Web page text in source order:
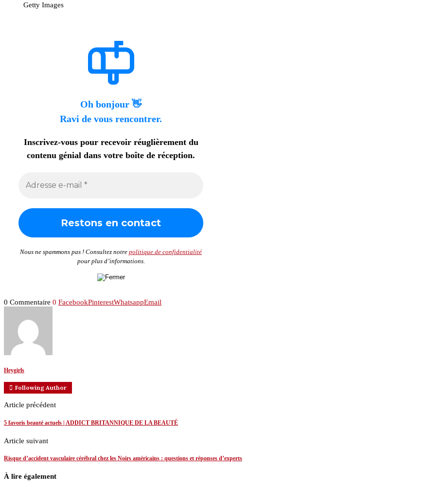
Getty Images
Oh bonjour 👋
Ravi de vous rencontrer.
Inscrivez-vous pour recevoir réuglièrement du
contenu génial dans votre boîte de réception.
Nous ne spammons pas ! Consultez notre politique de confidentialité
pour plus d’informations.
0 Commentaire 0 FacebookPinterestWhatsappEmail
Heygirls
Following Author
Article précédent
5 favoris beauté actuels | ADDICT BRITANNIQUE DE LA BEAUTÉ
Article suivant
Risque d’accident vasculaire cérébral chez les Noirs américains : questions et réponses d’experts
À lire également